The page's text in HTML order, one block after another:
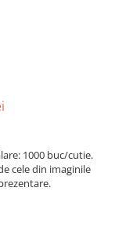
1000 buc/cutie.
cele din imaginile